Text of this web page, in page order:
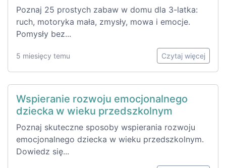
Poznaj 25 prostych zabaw w domu dla 3-latka:
ruch, motoryka mała, zmysły, mowa i emocje.
Pomysły bez...
5 miesięcy temu Czytaj więcej
Wspieranie rozwoju emocjonalnego
dziecka w wieku przedszkolnym
Poznaj skuteczne sposoby wspierania rozwoju
emocjonalnego dziecka w wieku przedszkolnym.
Dowiedz się...